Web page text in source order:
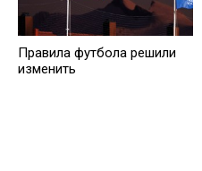
Правила футбола решили
изменить